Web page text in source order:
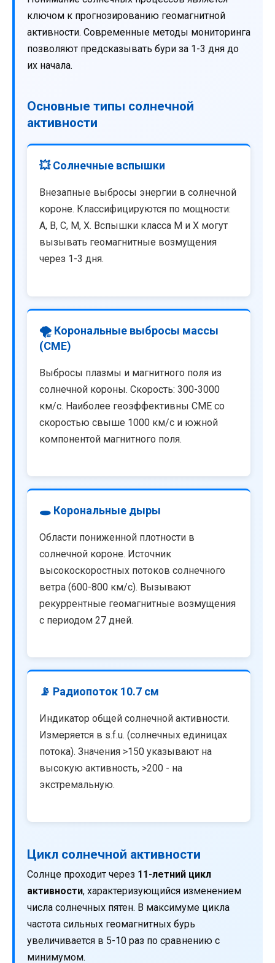
ключом к прогнозированию геомагнитной
активности. Современные методы мониторинга
позволяют предсказывать бури за 1-3 дня до
их начала.
Основные типы солнечной
активности
💥 Солнечные вспышки
Внезапные выбросы энергии в солнечной
короне. Классифицируются по мощности:
A, B, C, M, X. Вспышки класса M и X могут
вызывать геомагнитные возмущения
через 1-3 дня.
🌪️ Корональные выбросы массы
(CME)
Выбросы плазмы и магнитного поля из
солнечной короны. Скорость: 300-3000
км/с. Наиболее геоэффективны CME со
скоростью свыше 1000 км/с и южной
компонентой магнитного поля.
🕳️ Корональные дыры
Области пониженной плотности в
солнечной короне. Источник
высокоскоростных потоков солнечного
ветра (600-800 км/с). Вызывают
рекуррентные геомагнитные возмущения
с периодом 27 дней.
📡 Радиопоток 10.7 см
Индикатор общей солнечной активности.
Измеряется в s.f.u. (солнечных единицах
потока). Значения >150 указывают на
высокую активность, >200 - на
экстремальную.
Цикл солнечной активности
Солнце проходит через 11-летний цикл
активности, характеризующийся изменением
числа солнечных пятен. В максимуме цикла
частота сильных геомагнитных бурь
увеличивается в 5-10 раз по сравнению с
минимумом.